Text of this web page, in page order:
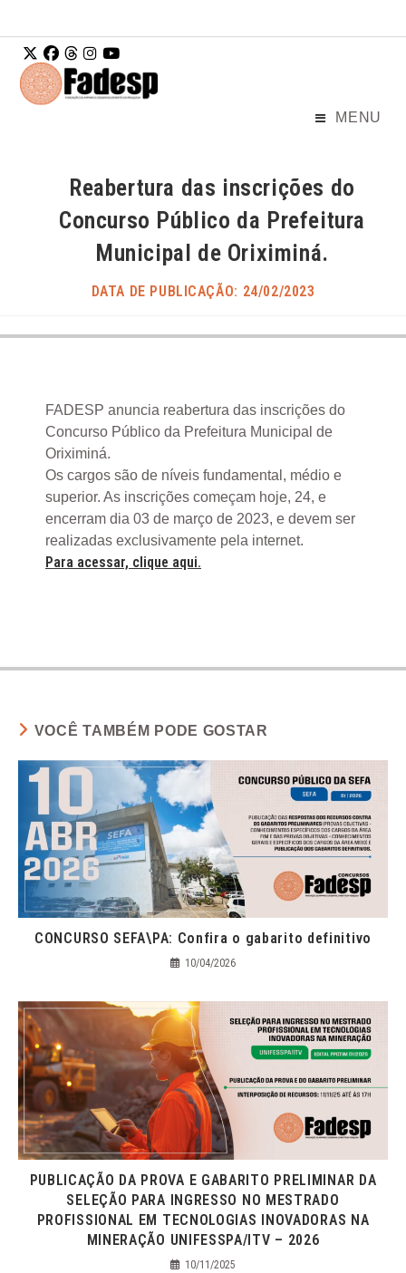
conteúdo
MENU
Reabertura das inscrições do
Concurso Público da Prefeitura
Municipal de Oriximiná.
DATA DE PUBLICAÇÃO: 24/02/2023
FADESP anuncia reabertura das inscrições do
Concurso Público da Prefeitura Municipal de
Oriximiná.
Os cargos são de níveis fundamental, médio e
superior. As inscrições começam hoje, 24, e
encerram dia 03 de março de 2023, e devem ser
realizadas exclusivamente pela internet.
Para acessar, clique aqui.
VOCÊ TAMBÉM PODE GOSTAR
CONCURSO SEFA\PA: Confira o gabarito definitivo
10/04/2026
PUBLICAÇÃO DA PROVA E GABARITO PRELIMINAR DA
SELEÇÃO PARA INGRESSO NO MESTRADO
PROFISSIONAL EM TECNOLOGIAS INOVADORAS NA
MINERAÇÃO UNIFESSPA/ITV – 2026
10/11/2025